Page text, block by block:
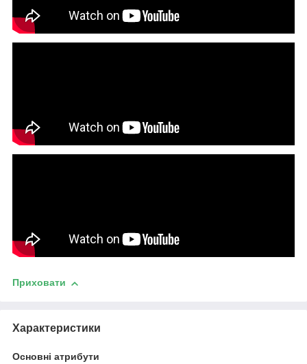
Приховати
Характеристики
Основні атрибути